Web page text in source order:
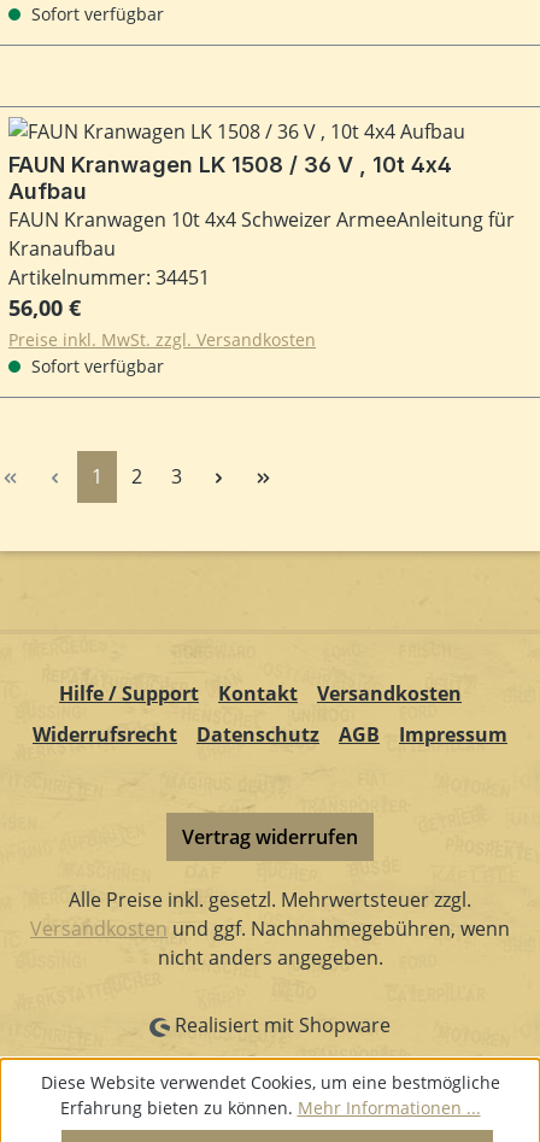
Sofort verfügbar
FAUN Kranwagen LK 1508 / 36 V , 10t 4x4
Aufbau
FAUN Kranwagen 10t 4x4 Schweizer ArmeeAnleitung für
Kranaufbau
Artikelnummer: 34451
Regulärer Preis:
56,00 €
Preise inkl. MwSt. zzgl. Versandkosten
Sofort verfügbar
Seite
1 Seite
2 Seite
3
Hilfe / Support Kontakt
Versandkosten
Widerrufsrecht
Datenschutz AGB Impressum
Vertrag widerrufen
Alle Preise inkl. gesetzl. Mehrwertsteuer zzgl.
Versandkosten und ggf. Nachnahmegebühren, wenn
nicht anders angegeben.
Realisiert mit Shopware
Diese Website verwendet Cookies, um eine bestmögliche
Erfahrung bieten zu können. Mehr Informationen ...